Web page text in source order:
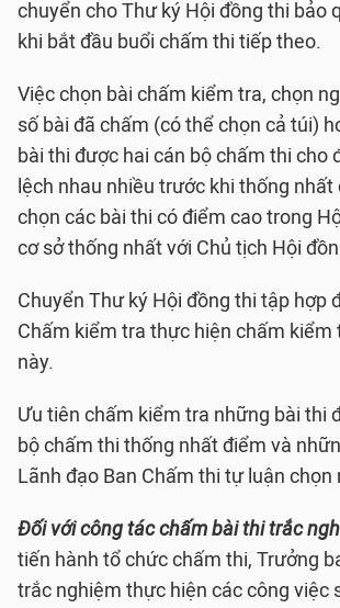
chuyển cho Thư ký Hội đồng thi bảo
khi bắt đầu buổi chấm thi tiếp theo.
Việc chọn bài chấm kiểm tra, chọn
số bài đã chấm (có thể chọn cả túi)
bài thi được hai cán bộ chấm thi cho
lệch nhau nhiều trước khi thống
chọn các bài thi có điểm cao trong
cơ sở thống nhất với Chủ tịch Hội
Chuyển Thư ký Hội đồng thi tập hợp
Chấm kiểm tra thực hiện chấm kiểm
này.
Ưu tiên chấm kiểm tra những bài thi
bộ chấm thi thống nhất điểm và
Lãnh đạo Ban Chấm thi tự luận chọn
Đối với công tác chấm bài thi trắc
tiến hành tổ chức chấm thi, Trưởng
trắc nghiệm thực hiện các công việc